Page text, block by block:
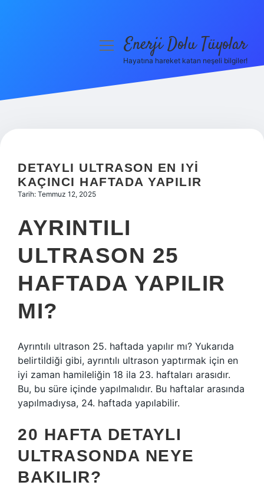
Hakkımızda
menüyüEnerji Dolu Tüyolar
Hayatına hareket katan neşeli bilgiler!
DETAYLI ULTRASON EN IYI
KAÇINCI HAFTADA YAPILIR
Tarih: Temmuz 12, 2025
AYRINTILI
ULTRASON 25
HAFTADA YAPILIR
MI?
Ayrıntılı ultrason 25. haftada yapılır mı? Yukarıda
belirtildiği gibi, ayrıntılı ultrason yaptırmak için en
iyi zaman hamileliğin 18 ila 23. haftaları arasıdır.
Bu, bu süre içinde yapılmalıdır. Bu haftalar arasında
yapılmadıysa, 24. haftada yapılabilir.
20 HAFTA DETAYLI
ULTRASONDA NEYE
BAKILIR?